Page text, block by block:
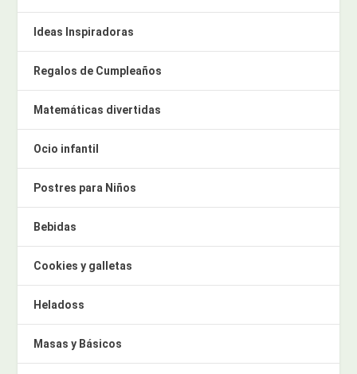
Ideas Inspiradoras
Regalos de Cumpleaños
Matemáticas divertidas
Ocio infantil
Postres para Niños
Bebidas
Cookies y galletas
Heladoss
Masas y Básicos